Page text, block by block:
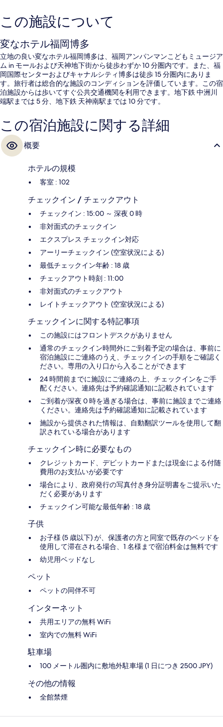
この施設について
変なホテル福岡博多
立地の良い変なホテル福岡博多は、福岡アンパンマンこどもミュージア
ム in モールおよび天神地下街から徒歩わずか 10 分圏内です。また、福
岡国際センターおよびキャナルシティ博多は徒歩 15 分圏内にありま
す。旅行者は総合的な施設のコンディションを評価しています。この宿
泊施設からは歩いてすぐ公共交通機関を利用できます。地下鉄 中洲川
端駅までは 5 分、地下鉄 天神南駅までは 10 分です。
この宿泊施設に関する詳細
概要
ホテルの規模
客室 : 102
チェックイン / チェックアウト
チェックイン : 15:00 ～ 深夜 0 時
非対面式のチェックイン
エクスプレス チェックイン対応
アーリーチェックイン (空室状況による)
最低チェックイン年齢 : 18 歳
チェックアウト時刻 : 11:00
非対面式のチェックアウト
レイトチェックアウト (空室状況による)
チェックインに関する特記事項
この施設にはフロントデスクがありません
通常のチェックイン時間外にご到着予定の場合は、事前に
宿泊施設にご連絡のうえ、チェックインの手順をご確認く
ださい。専用の入り口から入ることができます
24 時間前までに施設にご連絡の上、チェックインをご手
配ください。連絡先は予約確認通知に記載されています
ご到着が深夜 0 時を過ぎる場合は、事前に施設までご連絡
ください。連絡先は予約確認通知に記載されています
施設から提供された情報は、自動翻訳ツールを使用して翻
訳されている場合があります
チェックイン時に必要なもの
クレジットカード、デビットカードまたは現金による付随
費用のお支払いが必要です
場合により、政府発行の写真付き身分証明書をご提示いた
だく必要があります
チェックイン可能な最低年齢 : 18 歳
子供
お子様 (5 歳以下) が、保護者の方と同室で既存のベッドを
使用して滞在される場合、1 名様まで宿泊料金は無料です
幼児用ベッドなし
ペット
ペットの同伴不可
インターネット
共用エリアの無料 WiFi
室内での無料 WiFi
駐車場
100 メートル圏内に敷地外駐車場 (1 日につき 2500 JPY)
その他の情報
全館禁煙